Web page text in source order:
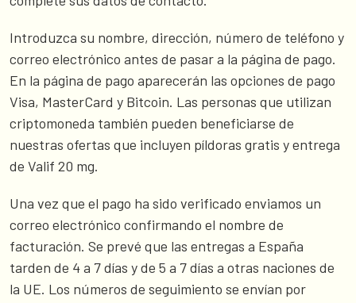
Introduzca su nombre, dirección, número de teléfono y
correo electrónico antes de pasar a la página de pago.
En la página de pago aparecerán las opciones de pago
Visa, MasterCard y Bitcoin. Las personas que utilizan
criptomoneda también pueden beneficiarse de
nuestras ofertas que incluyen píldoras gratis y entrega
de Valif 20 mg.
Una vez que el pago ha sido verificado enviamos un
correo electrónico confirmando el nombre de
facturación. Se prevé que las entregas a España
tarden de 4 a 7 días y de 5 a 7 días a otras naciones de
la UE. Los números de seguimiento se envían por